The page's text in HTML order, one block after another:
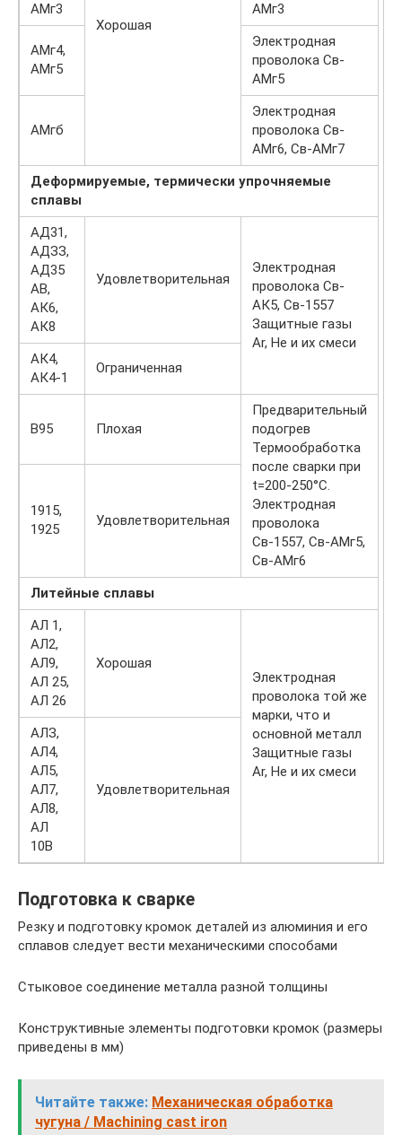
Хорошая
АМг3
АМг3
АМг4,
АМг5
Электродная
проволока Св-
АМг5
АМгб
Электродная
проволока Св-
АМг6, Св-АМг7
Деформируемые, термически упрочняемые
сплавы
АД31,
АДЗЗ,
АД35
АВ,
АК6,
АК8
Удовлетворительная
Электродная
проволока Св-
АК5, Св-1557
Защитные газы
Ar, He и их смеси
АК4,
АК4-1
Ограниченная
В95 Плохая
Предварительный
подогрев
Термообработка
после сварки при
t=200-250°C.
Электродная
проволока
Св-1557, Св-АМг5,
Св-АМг6
1915,
1925
Удовлетворительная
Литейные сплавы
АЛ 1,
АЛ2,
АЛ9,
АЛ 25,
АЛ 26
Хорошая
Электродная
проволока той же
марки, что и
основной металл
Защитные газы
Ar, He и их смеси
АЛЗ,
АЛ4,
АЛ5,
АЛ7,
АЛ8,
АЛ
10В
Удовлетворительная
Подготовка к сварке
Резку и подготовку кромок деталей из алюминия и его
сплавов следует вести механическими способами
Стыковое соединение металла разной толщины
Конструктивные элементы подготовки кромок (размеры
приведены в мм)
Читайте также: Механическая обработка
чугуна / Machining cast iron